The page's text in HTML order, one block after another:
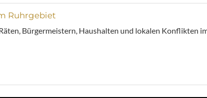
Ruhrgebiet
Bürgermeistern, Haushalten und lokalen Konflikten